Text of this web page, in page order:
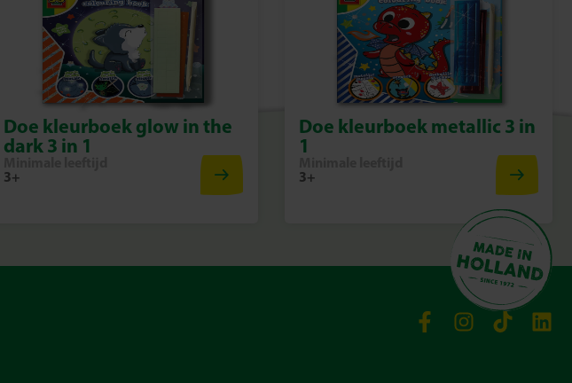
Doe kleurboek glow in the
dark 3 in 1
3+
Doe kleurboek metallic 3 in
1
3+